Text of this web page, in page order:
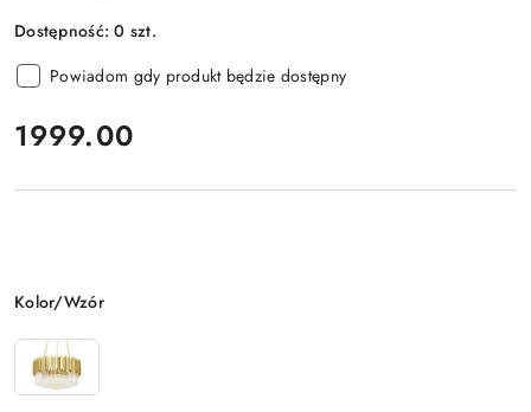
Dostępność:0 szt.
Powiadom gdy produkt będzie dostępny
cena:
1999.00
Wariant
Kolor/Wzór